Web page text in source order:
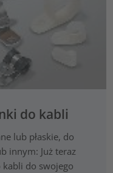
do kabli
lub płaskie, do
innym: Już teraz
do swojego